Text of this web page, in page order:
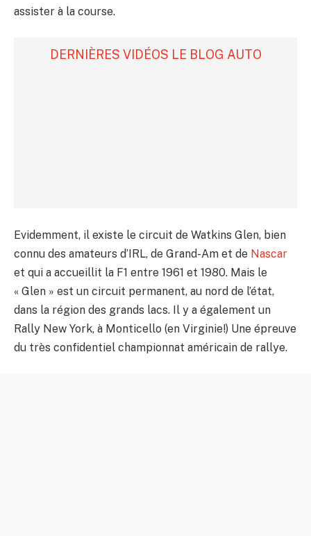
assister à la course.
DERNIÈRES VIDÉOS LE BLOG AUTO
Evidemment, il existe le circuit de Watkins Glen, bien
connu des amateurs d’IRL, de Grand-Am et de Nascar
et qui a accueillit la F1 entre 1961 et 1980. Mais le
« Glen » est un circuit permanent, au nord de l’état,
dans la région des grands lacs. Il y a également un
Rally New York, à Monticello (en Virginie!) Une épreuve
du très confidentiel championnat américain de rallye.